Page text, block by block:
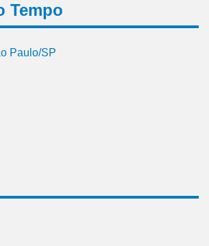
Tempo
Paulo/SP